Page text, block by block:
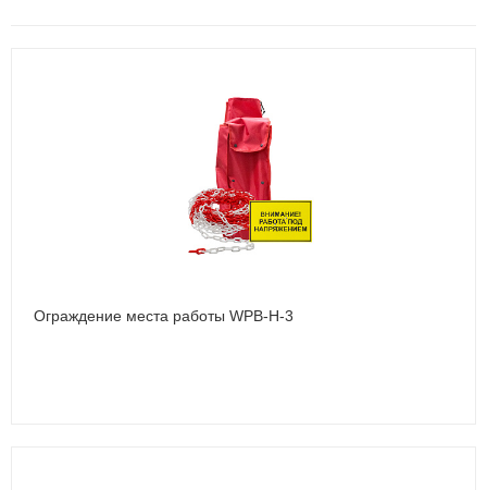
Ограждение места работы WPB-Н-3